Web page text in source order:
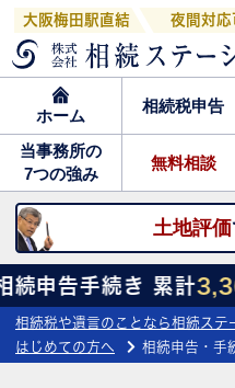
大阪梅田駅直結 夜間対応
ホーム
相続税申告
当事務所の
7つの強み
無料相談
土地評価
続き 累計3,300件／
相続税や遺言のことなら相続ステ
はじめての方へ
相続申告・手